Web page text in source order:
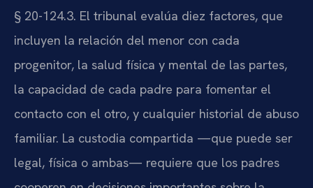
§ 20-124.3. El tribunal evalúa diez factores, que
incluyen la relación del menor con cada
progenitor, la salud física y mental de las partes,
la capacidad de cada padre para fomentar el
contacto con el otro, y cualquier historial de abuso
familiar. La custodia compartida —que puede ser
legal, física o ambas— requiere que los padres